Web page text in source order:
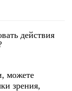
действия
можете
зрения,